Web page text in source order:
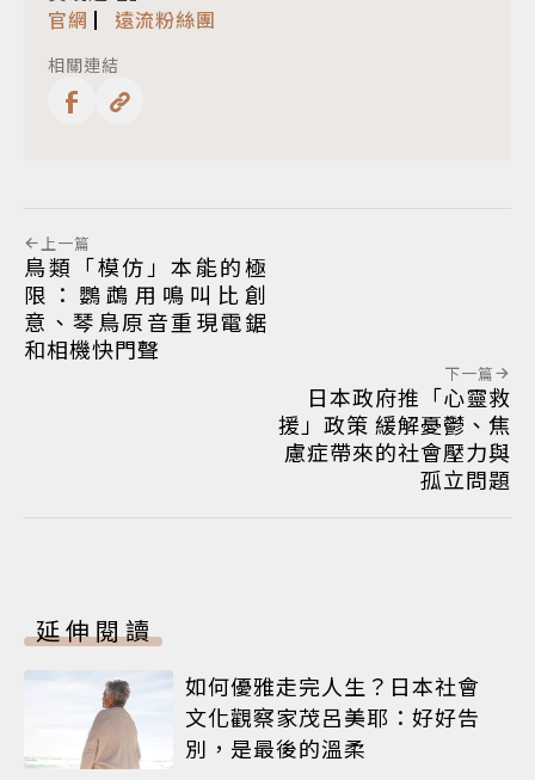
官網 ▏ 遠流粉絲團
相關連結
上一篇
鳥類「模仿」本能的極
限：鸚鵡用鳴叫比創
意、琴鳥原音重現電鋸
和相機快門聲
下一篇
日本政府推「心靈救
援」政策 緩解憂鬱、焦
慮症帶來的社會壓力與
孤立問題
延伸閱讀
如何優雅走完人生？日本社會
文化觀察家茂呂美耶：好好告
別，是最後的溫柔